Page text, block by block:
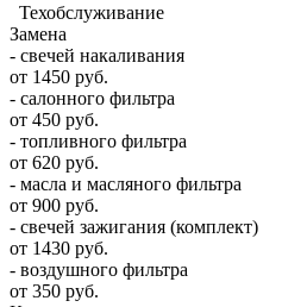
Техобслуживание
Замена
- свечей накаливания
от 1450 руб.
- салонного фильтра
от 450 руб.
- топливного фильтра
от 620 руб.
- масла и масляного фильтра
от 900 руб.
- свечей зажигания (комплект)
от 1430 руб.
- воздушного фильтра
от 350 руб.